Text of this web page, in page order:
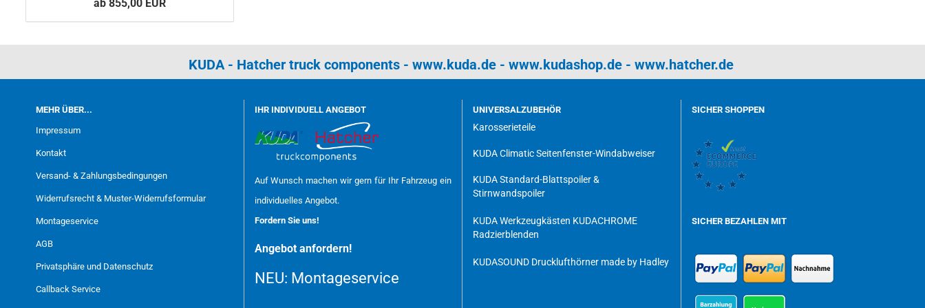
ab 855,00 EUR
KUDA - Hatcher truck components - www.kuda.de- www.kudashop.de- www.hatcher.de
MEHR ÜBER...
Impressum
Kontakt
Versand- & Zahlungsbedingungen
Widerrufsrecht & Muster-Widerrufsformular
Montageservice
AGB
Privatsphäre und Datenschutz
Callback Service
IHR INDIVIDUELL ANGEBOT
Auf Wunsch machen wir gern für Ihr Fahrzeug ein
individuelles Angebot.
Fordern Sie uns!
Angebot anfordern!
NEU: Montageservice
UNIVERSALZUBEHÖR
Karosserieteile
KUDA Climatic Seitenfenster-Windabweiser
KUDA Standard-Blattspoiler &
Stirnwandspoiler
KUDA Werkzeugkästen KUDACHROME
Radzierblenden
KUDASOUND Drucklufthörner made by Hadley
SICHER SHOPPEN
SICHER BEZAHLEN MIT